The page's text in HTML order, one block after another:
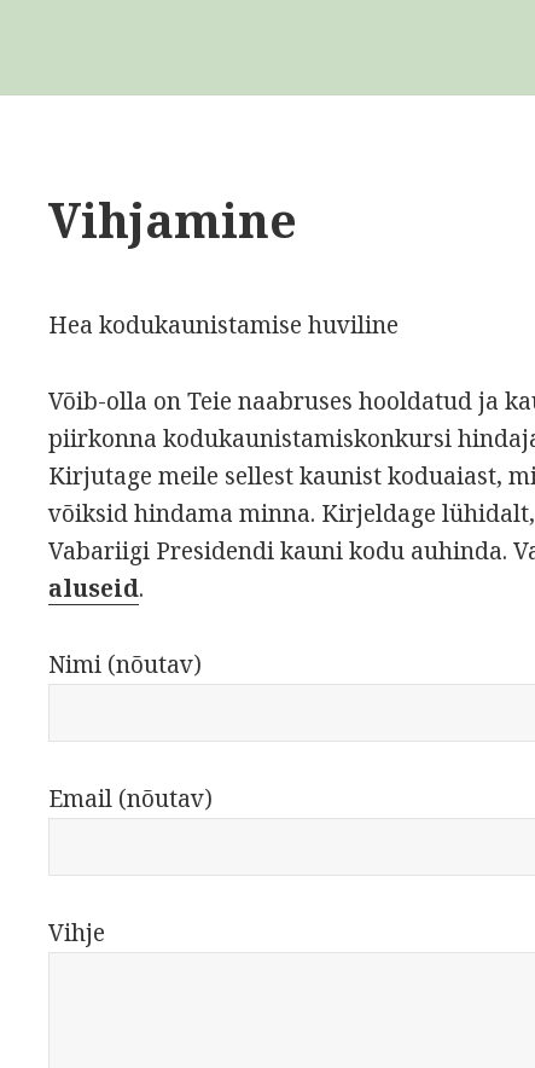
Vihjamine
Hea kodukaunistamise huviline
Võib-olla on Teie naabruses hooldatud ja
piirkonna kodukaunistamiskonkursi
Kirjutage meile sellest kaunist koduaiast,
võiksid hindama minna. Kirjeldage
Vabariigi Presidendi kauni kodu auhinda.
aluseid.
Nimi (nõutav)
Email (nõutav)
Vihje